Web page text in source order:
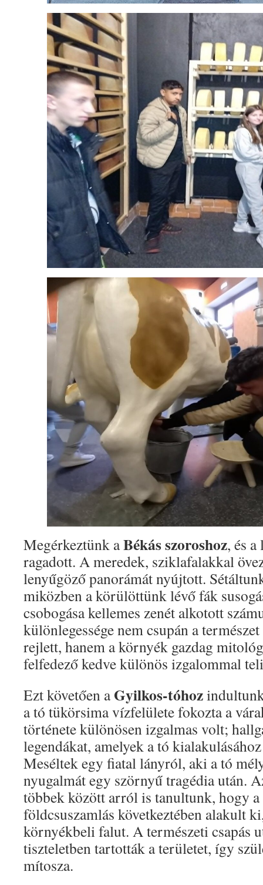
Megérkeztünk aBékás szoroshoz, és
ragadott. A meredek, sziklafalakkal
lenyűgöző panorámát nyújtott.
miközben a körülöttünk lévő fák
csobogása kellemes zenét alkotott
különlegessége nem csupán a
rejlett, hanem a környék gazdag
felfedező kedve különös izgalommal
Ezt követően aGyilkos-tóhoz
a tó tükörsima vízfelülete fokozta a
története különösen izgalmas volt;
legendákat, amelyek a tó
Meséltek egy fiatal lányról, aki a tó
nyugalmát egy szörnyű tragédia után.
többek között arról is tanultunk, hogy
földcsuszamlás következtében alakult
környékbeli falut. A természeti csapás
tiszteletben tartották a területet, így
mítosza.